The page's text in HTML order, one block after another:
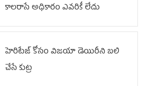
కాలరాసే అధికారం ఎవరికీ లేదు
హెరిటేజ్ కోసం విజయా డెయిరీని బలి
చేసే కుట్ర‌